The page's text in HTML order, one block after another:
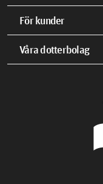
För kunder
Våra dotterbolag